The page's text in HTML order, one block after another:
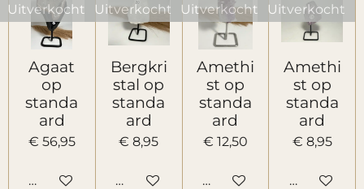
Uitverkocht
Agaat
op
standa
ard
€ 56,95
Houd mij op de hoogte
Uitverkocht
Bergkri
stal op
standa
ard
€ 8,95
Houd mij op de hoogte
Uitverkocht
Amethi
st op
standa
ard
€ 12,50
Houd mij op de hoogte
Uitverkocht
Amethi
st op
standa
ard
€ 8,95
Houd mij